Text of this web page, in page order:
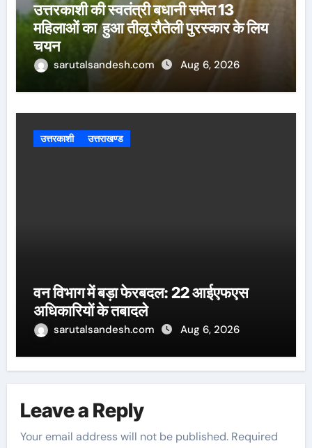
उत्तरकाशी की स्वतंत्री बधानी समेत 13
महिलाओं का हुआ तीलू रौतेली पुरस्कार के लिय
चयन
sarutalsandesh.com Aug 6, 2026
उत्तरकाशी उत्तराखण्ड
वन विभाग में बड़ा फेरबदल: 22 आईएफएस
अधिकारियों के तबादले
sarutalsandesh.com Aug 6, 2026
Leave a Reply
Your email address will not be published. Required